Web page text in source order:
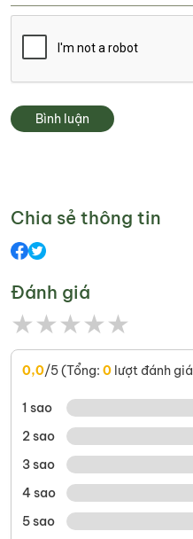
Bình luận
Chia sẻ thông tin
Đánh giá
★★★★★
0,0/5 (Tổng: 0 lượt đánh giá
1 sao
2 sao
3 sao
4 sao
5 sao